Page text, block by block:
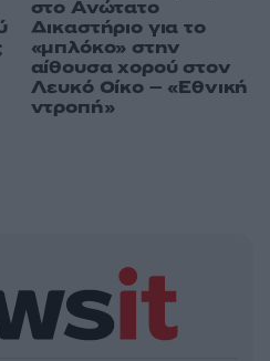
στο Ανώτατο
Δικαστήριο για το
«μπλόκο» στην
αίθουσα χορού στον
Λευκό Οίκο – «Εθνική
ντροπή»